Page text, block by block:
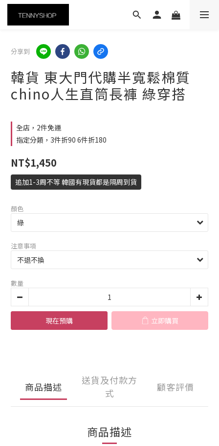
分享到
韓貨 東大門代購半寬鬆棉質
chino人生直筒長褲 綠穿搭
全店，2件免運
指定分類，3件折90 6件折180
NT$1,450
追加1-3周不等 韓國有現貨都是隔周到貨
顏色
注意事項
數量
現在預購 立即購買
商品描述
送貨及付款方
式
顧客評價
商品描述